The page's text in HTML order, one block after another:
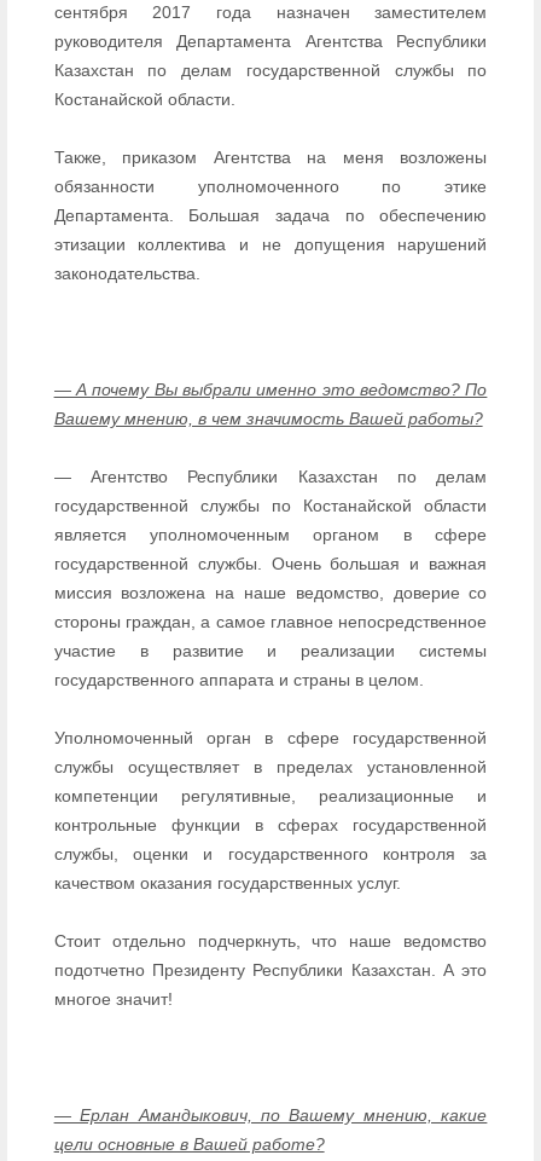
сентября 2017 года назначен заместителем
руководителя Департамента Агентства Республики
Казахстан по делам государственной службы по
Костанайской области.
Также, приказом Агентства на меня возложены
обязанности уполномоченного по этике
Департамента. Большая задача по обеспечению
этизации коллектива и не допущения нарушений
законодательства.
— А почему Вы выбрали именно это ведомство? По
Вашему мнению, в чем значимость Вашей работы?
— Агентство Республики Казахстан по делам
государственной службы по Костанайской области
является уполномоченным органом в сфере
государственной службы. Очень большая и важная
миссия возложена на наше ведомство, доверие со
стороны граждан, а самое главное непосредственное
участие в развитие и реализации системы
государственного аппарата и страны в целом.
Уполномоченный орган в сфере государственной
службы осуществляет в пределах установленной
компетенции регулятивные, реализационные и
контрольные функции в сферах государственной
службы, оценки и государственного контроля за
качеством оказания государственных услуг.
Стоит отдельно подчеркнуть, что наше ведомство
подотчетно Президенту Республики Казахстан. А это
многое значит!
— Ерлан Амандыкович, по Вашему мнению, какие
цели основные в Вашей работе?